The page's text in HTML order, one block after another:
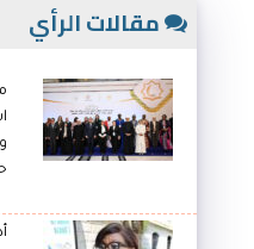
مقالات الرأي